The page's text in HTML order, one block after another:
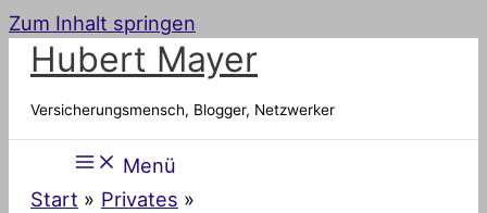
Zum Inhalt springen
Hubert Mayer
Versicherungsmensch, Blogger, Netzwerker
Menü
Start
Privates